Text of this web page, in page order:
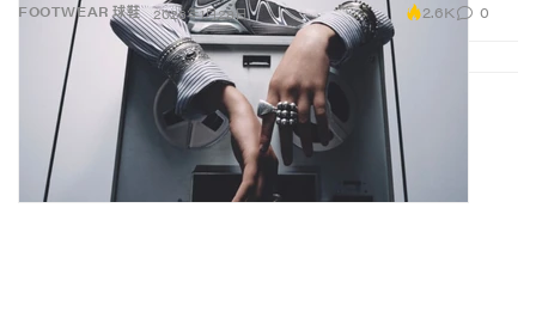
FOOTWEAR 球鞋 2026年1月28日 2.6K 0